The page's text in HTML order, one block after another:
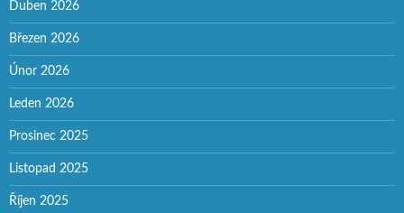
Duben 2026
Březen 2026
Únor 2026
Leden 2026
Prosinec 2025
Listopad 2025
Říjen 2025